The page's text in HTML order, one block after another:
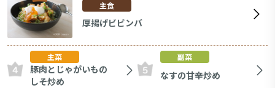
主食
厚揚げビビンバ
主菜
豚肉とじゃがいもの
しそ炒め
副菜
なすの甘辛炒め